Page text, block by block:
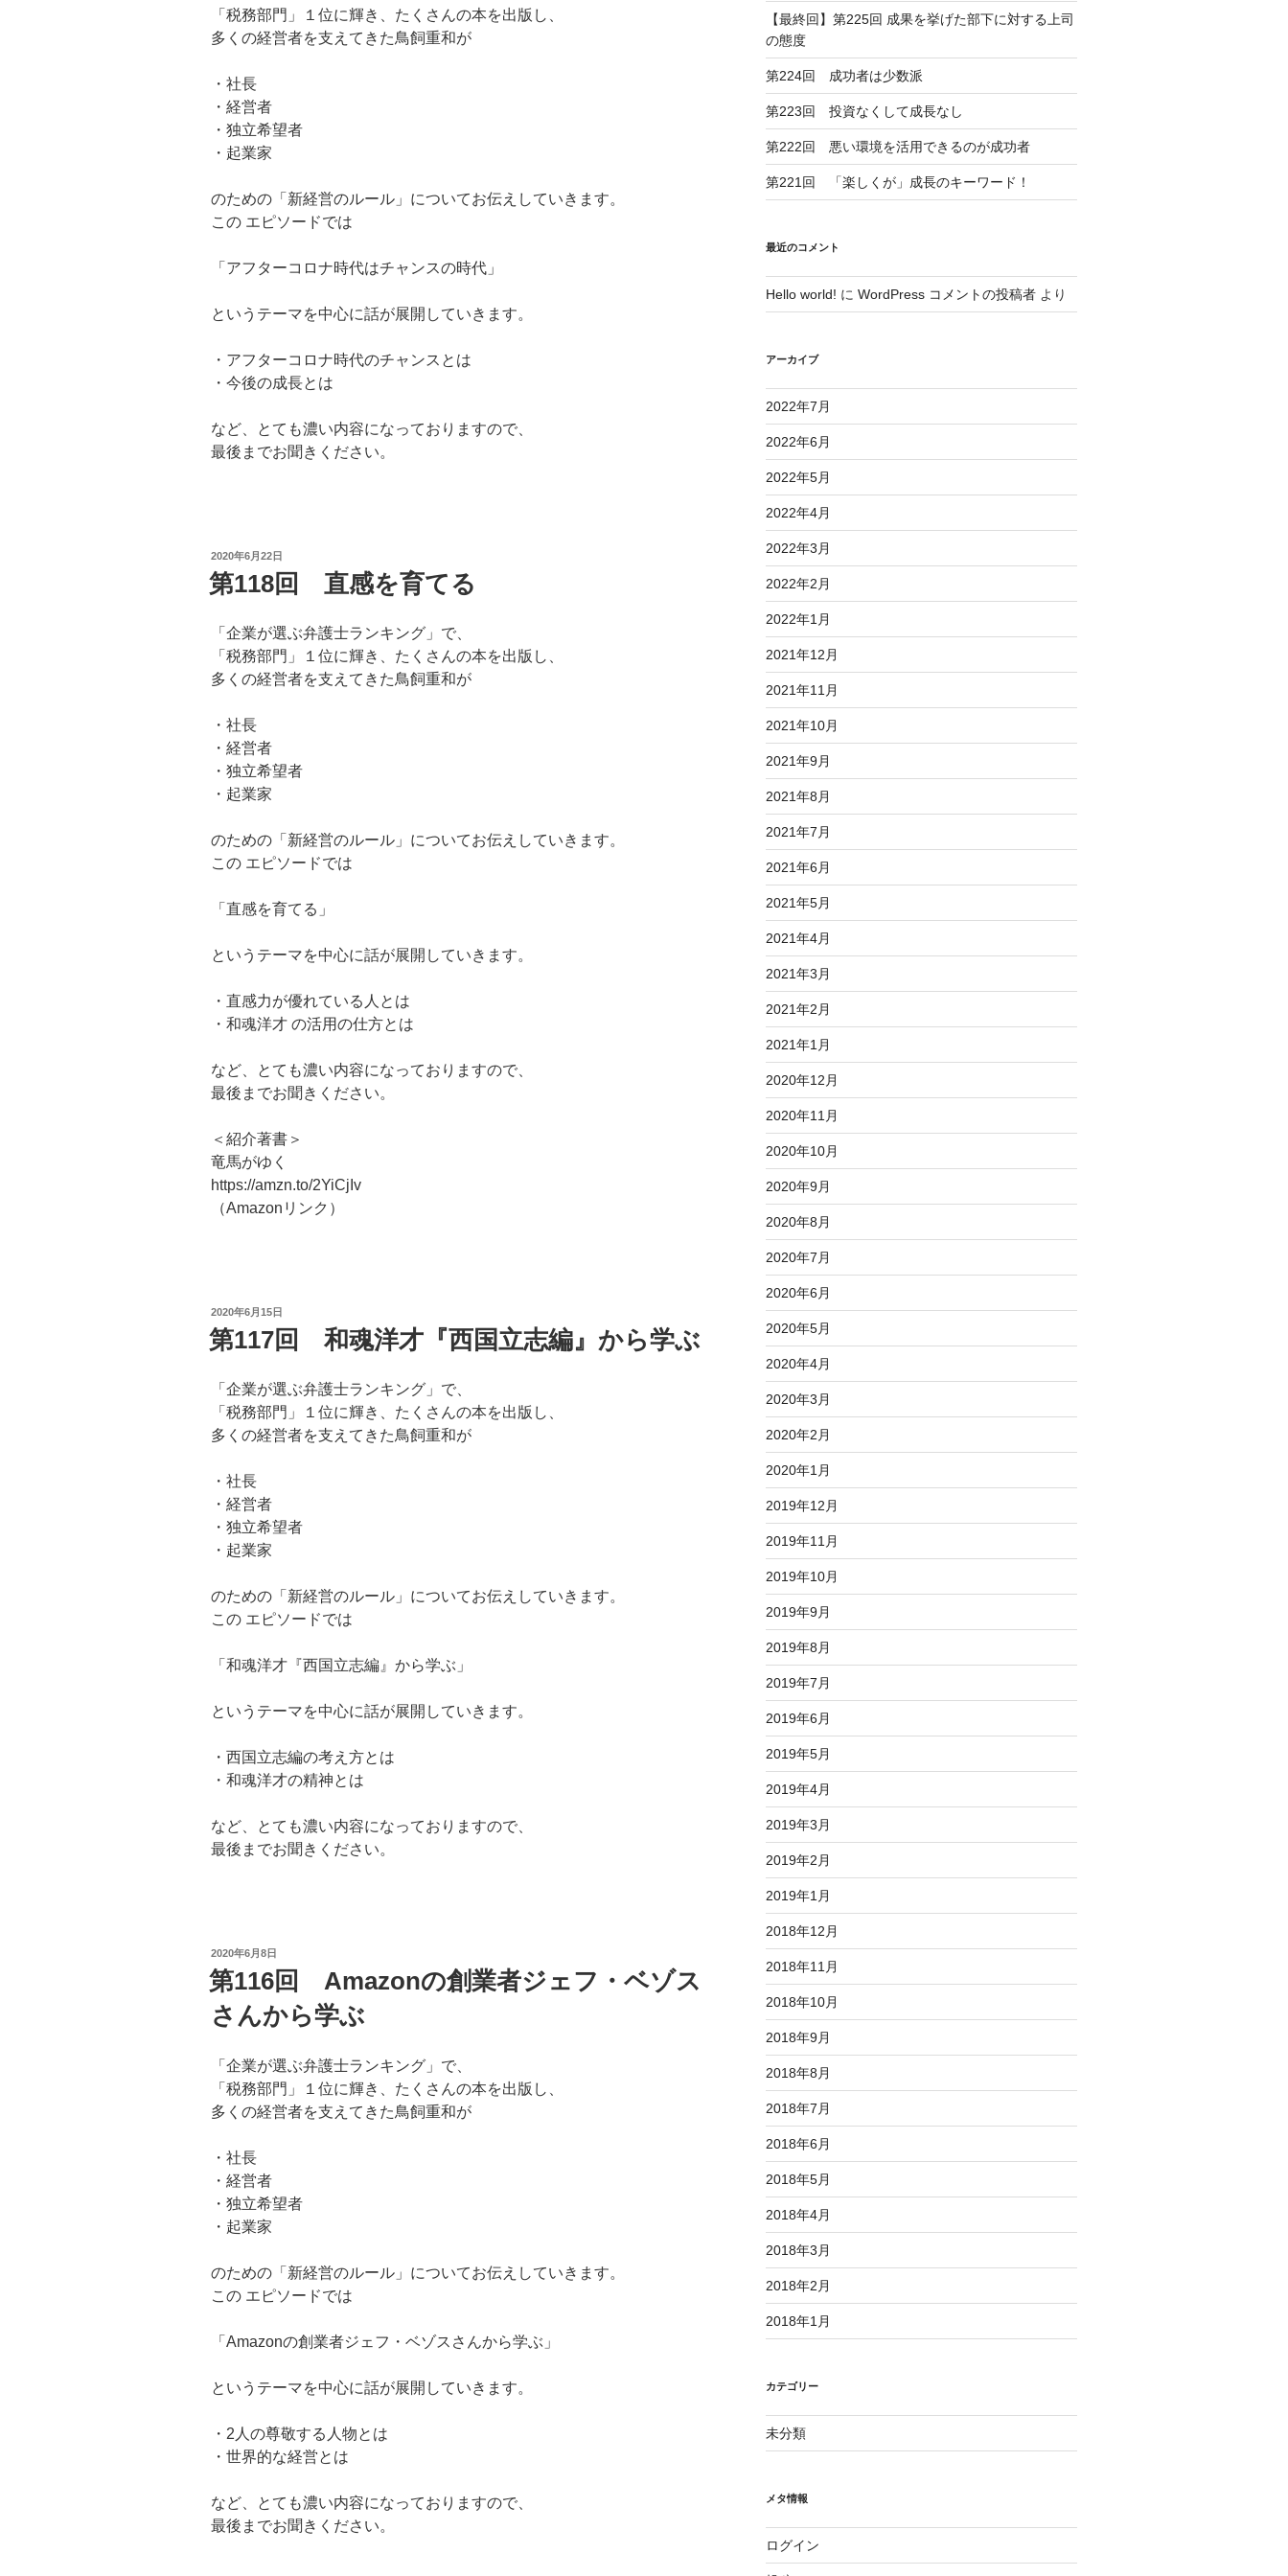
「税務部門」１位に輝き、たくさんの本を出版し、
多くの経営者を支えてきた鳥飼重和が
・社長
・経営者
・独立希望者
・起業家
のための「新経営のルール」についてお伝えしていきます。
この エピソードでは
「アフターコロナ時代はチャンスの時代」
というテーマを中心に話が展開していきます。
・アフターコロナ時代のチャンスとは
・今後の成長とは
など、とても濃い内容になっておりますので、
最後までお聞きください。
投
稿
日:
2020年6月22日
第118回 直感を育てる
「企業が選ぶ弁護士ランキング」で、
「税務部門」１位に輝き、たくさんの本を出版し、
多くの経営者を支えてきた鳥飼重和が
・社長
・経営者
・独立希望者
・起業家
のための「新経営のルール」についてお伝えしていきます。
この エピソードでは
「直感を育てる」
というテーマを中心に話が展開していきます。
・直感力が優れている人とは
・和魂洋才 の活用の仕方とは
など、とても濃い内容になっておりますので、
最後までお聞きください。
＜紹介著書＞
竜馬がゆく
https://amzn.to/2YiCjIv
（Amazonリンク）
投
稿
日:
2020年6月15日
第117回 和魂洋才『西国立志編』から学ぶ
「企業が選ぶ弁護士ランキング」で、
「税務部門」１位に輝き、たくさんの本を出版し、
多くの経営者を支えてきた鳥飼重和が
・社長
・経営者
・独立希望者
・起業家
のための「新経営のルール」についてお伝えしていきます。
この エピソードでは
「和魂洋才『西国立志編』から学ぶ」
というテーマを中心に話が展開していきます。
・西国立志編の考え方とは
・和魂洋才の精神とは
など、とても濃い内容になっておりますので、
最後までお聞きください。
投
稿
日:
2020年6月8日
第116回 Amazonの創業者ジェフ・ベゾス
さんから学ぶ
「企業が選ぶ弁護士ランキング」で、
「税務部門」１位に輝き、たくさんの本を出版し、
多くの経営者を支えてきた鳥飼重和が
・社長
・経営者
・独立希望者
・起業家
のための「新経営のルール」についてお伝えしていきます。
この エピソードでは
「Amazonの創業者ジェフ・ベゾスさんから学ぶ」
というテーマを中心に話が展開していきます。
・2人の尊敬する人物とは
・世界的な経営とは
など、とても濃い内容になっておりますので、
最後までお聞きください。
【最終回】第225回 成果を挙げた部下に対する上司
の態度
第224回 成功者は少数派
第223回 投資なくして成長なし
第222回 悪い環境を活用できるのが成功者
第221回 「楽しくが」成長のキーワード！
最近のコメント
Hello world! に WordPress コメントの投稿者より
アーカイブ
2022年7月
2022年6月
2022年5月
2022年4月
2022年3月
2022年2月
2022年1月
2021年12月
2021年11月
2021年10月
2021年9月
2021年8月
2021年7月
2021年6月
2021年5月
2021年4月
2021年3月
2021年2月
2021年1月
2020年12月
2020年11月
2020年10月
2020年9月
2020年8月
2020年7月
2020年6月
2020年5月
2020年4月
2020年3月
2020年2月
2020年1月
2019年12月
2019年11月
2019年10月
2019年9月
2019年8月
2019年7月
2019年6月
2019年5月
2019年4月
2019年3月
2019年2月
2019年1月
2018年12月
2018年11月
2018年10月
2018年9月
2018年8月
2018年7月
2018年6月
2018年5月
2018年4月
2018年3月
2018年2月
2018年1月
カテゴリー
未分類
メタ情報
ログイン